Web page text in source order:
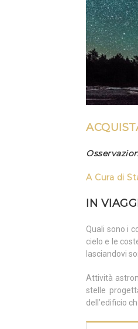
A Cura di
IN
Quali sono i
cielo e le
lasciandovi
Attività
stelle
dell’edificio